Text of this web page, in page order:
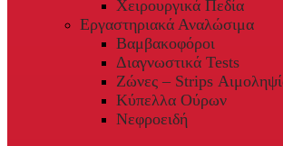
Χειρουργικά Πεδία
Εργαστηριακά Αναλώσιμα
Βαμβακοφόροι
Διαγνωστικά Tests
Ζώνες – Strips
Κύπελλα Ούρων
Νεφροειδή